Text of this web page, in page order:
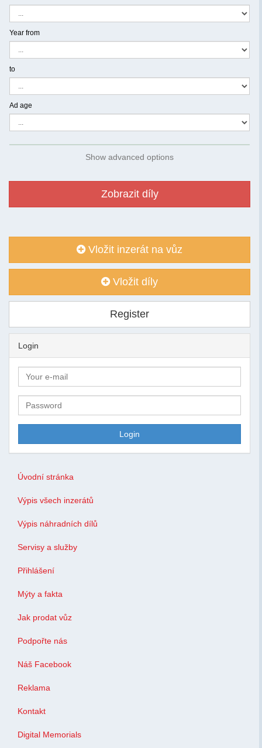
Year from
to
Ad age
Show advanced options
Zobrazit díly
Vložit inzerát na vůz
Vložit díly
Register
Login
Úvodní stránka
Výpis všech inzerátů
Výpis náhradních dílů
Servisy a služby
Přihlášení
Mýty a fakta
Jak prodat vůz
Podpořte nás
Náš Facebook
Reklama
Kontakt
Digital Memorials